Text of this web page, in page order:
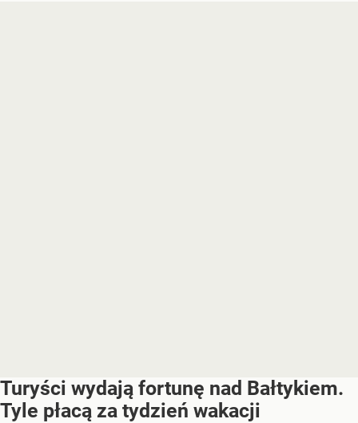
Turyści wydają fortunę nad Bałtykiem.
Tyle płacą za tydzień wakacji